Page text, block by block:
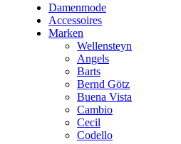
Damenmode
Accessoires
Marken
Wellensteyn
Angels
Barts
Bernd Götz
Buena Vista
Cambio
Cecil
Codello